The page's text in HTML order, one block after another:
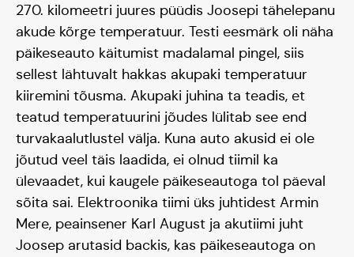
270. kilomeetri juures püüdis Joosepi tähelepanu
akude kõrge temperatuur. Testi eesmärk oli näha
päikeseauto käitumist madalamal pingel, siis
sellest lähtuvalt hakkas akupaki temperatuur
kiiremini tõusma. Akupaki juhina ta teadis, et
teatud temperatuurini jõudes lülitab see end
turvakaalutlustel välja. Kuna auto akusid ei ole
jõutud veel täis laadida, ei olnud tiimil ka
ülevaadet, kui kaugele päikeseautoga tol päeval
sõita sai. Elektroonika tiimi üks juhtidest Armin
Mere, peainsener Karl August ja akutiimi juht
Joosep arutasid backis, kas päikeseautoga on